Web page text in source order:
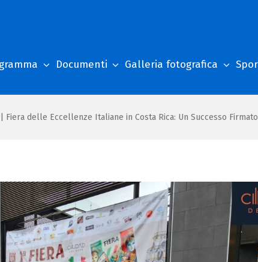
Documenti Galleria fotografica
| Fiera delle Eccellenze Italiane in Costa Rica: Un Successo